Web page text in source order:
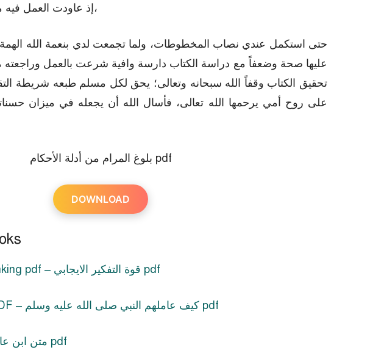
إذ عاودت العمل فيه مرة بعد مرة في مدد متباعدة،
حتى استكمل عندي نصاب المخطوطات، ولما تجمعت لدي بنعمة الله الهمة
عليها صحة وضعفاً مع دراسة الكتاب دارسة وافية شرعت بالعمل وراجعته
تحقيق الكتاب وقفاً الله سبحانه وتعالى؛ يحق لكل مسلم طبعه شريطة
على روح أمي يرحمها الله تعالى، فأسال الله أن يجعله في ميزان
بلوغ المرام من أدلة الأحكام pdf
DOWNLOAD
The power of positive thinking pdf – قوة التفكير الايجابي pdf
How He Treated Them PDF – كيف عاملهم النبي صلى الله عليه وسلم pdf
Matn Ibn Ashir PDF – متن ابن عاشر pdf